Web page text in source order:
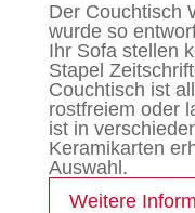
Der Couchtisch
wurde so
Ihr Sofa stellen
Stapel
Couchtisch ist
rostfreiem oder
ist in
Keramikarten
Auswahl.
Weitere